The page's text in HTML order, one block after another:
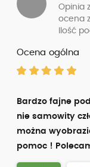
Opinia
ocena
Ilość
Ocena ogólna
Bardzo fajne
nie samowity
można
pomoc !